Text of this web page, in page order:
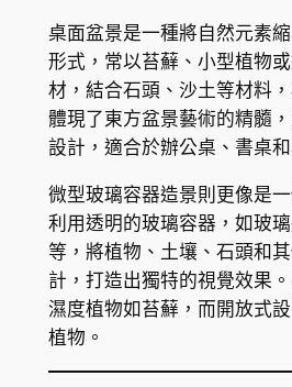
桌面盆景是一種將自然元素
形式，常以苔蘚、小型植物
材，結合石頭、沙土等材料
體現了東方盆景藝術的精髓
設計，適合於辦公桌、書桌
微型玻璃容器造景則更像是
利用透明的玻璃容器，如玻
等，將植物、土壤、石頭和
計，打造出獨特的視覺效果
濕度植物如苔蘚，而開放式
植物。